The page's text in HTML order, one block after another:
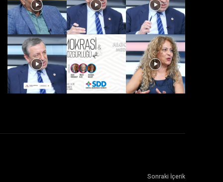
Sonraki İçerik